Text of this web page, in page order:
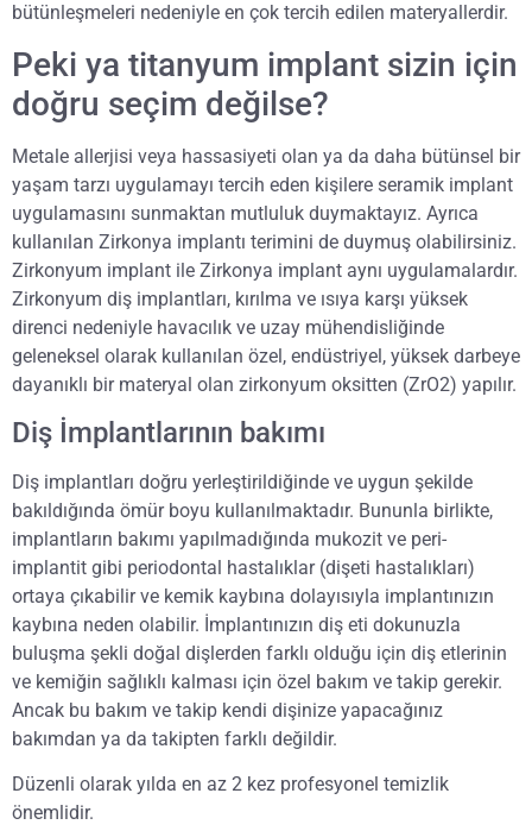
bütünleşmeleri nedeniyle en çok tercih edilen materyallerdir.
Peki ya titanyum implant sizin için
doğru seçim değilse?
Metale allerjisi veya hassasiyeti olan ya da daha bütünsel bir
yaşam tarzı uygulamayı tercih eden kişilere seramik implant
uygulamasını sunmaktan mutluluk duymaktayız. Ayrıca
kullanılan Zirkonya implantı terimini de duymuş olabilirsiniz.
Zirkonyum implant ile Zirkonya implant aynı uygulamalardır.
Zirkonyum diş implantları, kırılma ve ısıya karşı yüksek
direnci nedeniyle havacılık ve uzay mühendisliğinde
geleneksel olarak kullanılan özel, endüstriyel, yüksek darbeye
dayanıklı bir materyal olan zirkonyum oksitten (ZrO2) yapılır.
Diş İmplantlarının bakımı
Diş implantları doğru yerleştirildiğinde ve uygun şekilde
bakıldığında ömür boyu kullanılmaktadır. Bununla birlikte,
implantların bakımı yapılmadığında mukozit ve peri-
implantit gibi periodontal hastalıklar (dişeti hastalıkları)
ortaya çıkabilir ve kemik kaybına dolayısıyla implantınızın
kaybına neden olabilir. İmplantınızın diş eti dokunuzla
buluşma şekli doğal dişlerden farklı olduğu için diş etlerinin
ve kemiğin sağlıklı kalması için özel bakım ve takip gerekir.
Ancak bu bakım ve takip kendi dişinize yapacağınız
bakımdan ya da takipten farklı değildir.
Düzenli olarak yılda en az 2 kez profesyonel temizlik
önemlidir.